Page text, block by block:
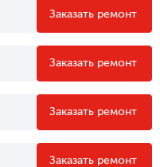
Заказать ремонт
Заказать ремонт
Заказать ремонт
Заказать ремонт